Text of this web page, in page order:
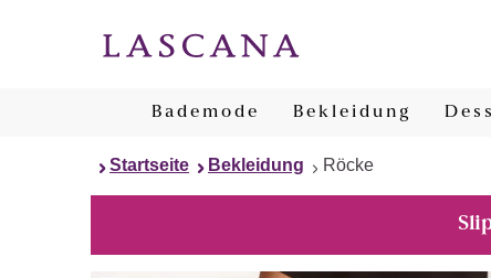
Bademode Bekleidung
Startseite Bekleidung Röcke